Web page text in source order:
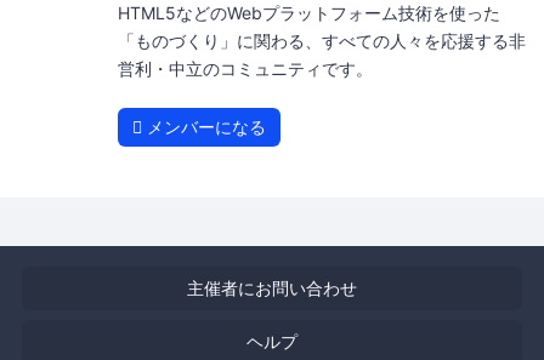
HTML5などのWebプラットフォーム技術を使った
「ものづくり」に関わる、すべての人々を応援する非
営利・中立のコミュニティです。
メンバーになる
主催者にお問い合わせ
ヘルプ